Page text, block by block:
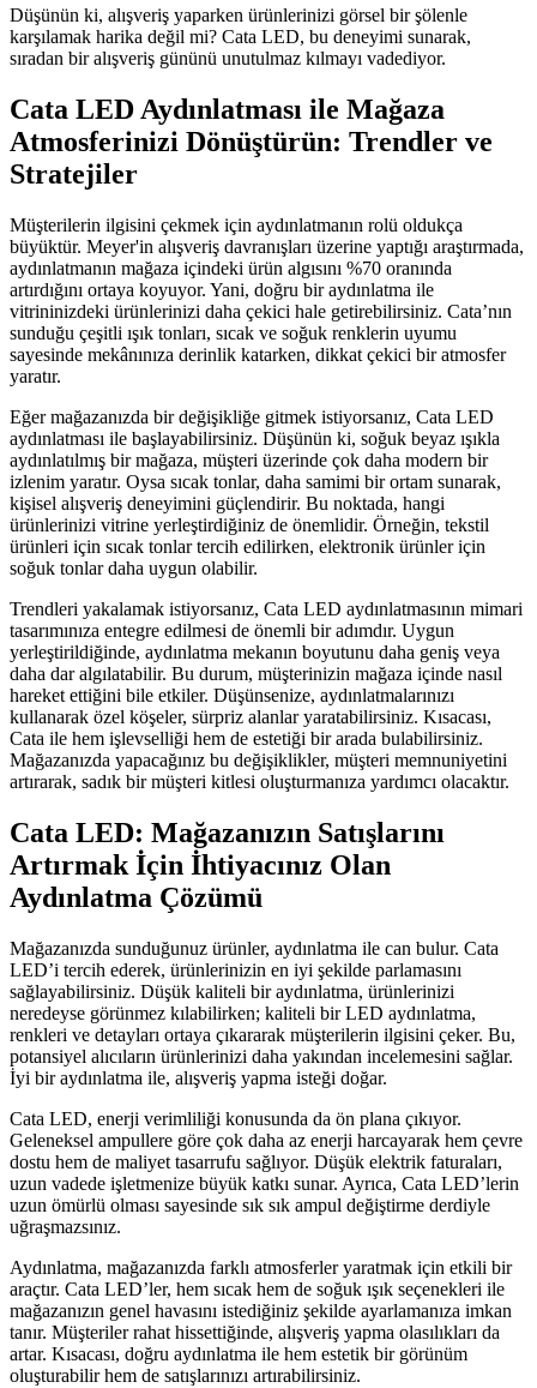
Düşünün ki, alışveriş yaparken ürünlerinizi görsel bir şölenle
karşılamak harika değil mi? Cata LED, bu deneyimi sunarak,
sıradan bir alışveriş gününü unutulmaz kılmayı vadediyor.
Cata LED Aydınlatması ile Mağaza
Atmosferinizi Dönüştürün: Trendler ve
Stratejiler
Müşterilerin ilgisini çekmek için aydınlatmanın rolü oldukça
büyüktür. Meyer'in alışveriş davranışları üzerine yaptığı araştırmada,
aydınlatmanın mağaza içindeki ürün algısını %70 oranında
artırdığını ortaya koyuyor. Yani, doğru bir aydınlatma ile
vitrininizdeki ürünlerinizi daha çekici hale getirebilirsiniz. Cata’nın
sunduğu çeşitli ışık tonları, sıcak ve soğuk renklerin uyumu
sayesinde mekânınıza derinlik katarken, dikkat çekici bir atmosfer
yaratır.
Eğer mağazanızda bir değişikliğe gitmek istiyorsanız, Cata LED
aydınlatması ile başlayabilirsiniz. Düşünün ki, soğuk beyaz ışıkla
aydınlatılmış bir mağaza, müşteri üzerinde çok daha modern bir
izlenim yaratır. Oysa sıcak tonlar, daha samimi bir ortam sunarak,
kişisel alışveriş deneyimini güçlendirir. Bu noktada, hangi
ürünlerinizi vitrine yerleştirdiğiniz de önemlidir. Örneğin, tekstil
ürünleri için sıcak tonlar tercih edilirken, elektronik ürünler için
soğuk tonlar daha uygun olabilir.
Trendleri yakalamak istiyorsanız, Cata LED aydınlatmasının mimari
tasarımınıza entegre edilmesi de önemli bir adımdır. Uygun
yerleştirildiğinde, aydınlatma mekanın boyutunu daha geniş veya
daha dar algılatabilir. Bu durum, müşterinizin mağaza içinde nasıl
hareket ettiğini bile etkiler. Düşünsenize, aydınlatmalarınızı
kullanarak özel köşeler, sürpriz alanlar yaratabilirsiniz. Kısacası,
Cata ile hem işlevselliği hem de estetiği bir arada bulabilirsiniz.
Mağazanızda yapacağınız bu değişiklikler, müşteri memnuniyetini
artırarak, sadık bir müşteri kitlesi oluşturmanıza yardımcı olacaktır.
Cata LED: Mağazanızın Satışlarını
Artırmak İçin İhtiyacınız Olan
Aydınlatma Çözümü
Mağazanızda sunduğunuz ürünler, aydınlatma ile can bulur. Cata
LED’i tercih ederek, ürünlerinizin en iyi şekilde parlamasını
sağlayabilirsiniz. Düşük kaliteli bir aydınlatma, ürünlerinizi
neredeyse görünmez kılabilirken; kaliteli bir LED aydınlatma,
renkleri ve detayları ortaya çıkararak müşterilerin ilgisini çeker. Bu,
potansiyel alıcıların ürünlerinizi daha yakından incelemesini sağlar.
İyi bir aydınlatma ile, alışveriş yapma isteği doğar.
Cata LED, enerji verimliliği konusunda da ön plana çıkıyor.
Geleneksel ampullere göre çok daha az enerji harcayarak hem çevre
dostu hem de maliyet tasarrufu sağlıyor. Düşük elektrik faturaları,
uzun vadede işletmenize büyük katkı sunar. Ayrıca, Cata LED’lerin
uzun ömürlü olması sayesinde sık sık ampul değiştirme derdiyle
uğraşmazsınız.
Aydınlatma, mağazanızda farklı atmosferler yaratmak için etkili bir
araçtır. Cata LED’ler, hem sıcak hem de soğuk ışık seçenekleri ile
mağazanızın genel havasını istediğiniz şekilde ayarlamanıza imkan
tanır. Müşteriler rahat hissettiğinde, alışveriş yapma olasılıkları da
artar. Kısacası, doğru aydınlatma ile hem estetik bir görünüm
oluşturabilir hem de satışlarınızı artırabilirsiniz.